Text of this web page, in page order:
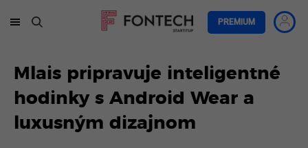
PREMIUM
Mlais pripravuje inteligentné
hodinky s Android Wear a
luxusným dizajnom